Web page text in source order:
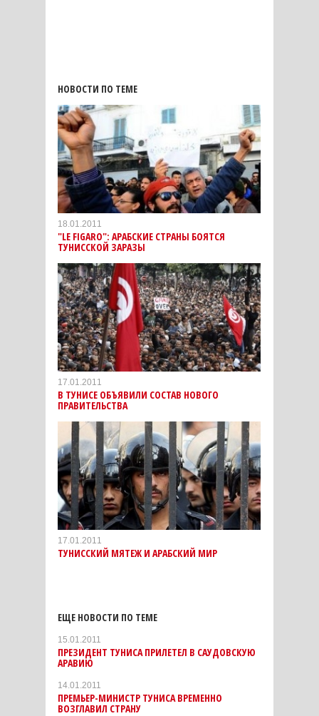
НОВОСТИ ПО ТЕМЕ
18.01.2011
"LE FIGARO": АРАБСКИЕ СТРАНЫ БОЯТСЯ
ТУНИССКОЙ ЗАРАЗЫ
17.01.2011
В ТУНИСЕ ОБЪЯВИЛИ СОСТАВ НОВОГО
ПРАВИТЕЛЬСТВА
17.01.2011
ТУНИССКИЙ МЯТЕЖ И АРАБСКИЙ МИР
ЕЩЕ НОВОСТИ ПО ТЕМЕ
15.01.2011
ПРЕЗИДЕНТ ТУНИСА ПРИЛЕТЕЛ В САУДОВСКУЮ
АРАВИЮ
14.01.2011
ПРЕМЬЕР-МИНИСТР ТУНИСА ВРЕМЕННО
ВОЗГЛАВИЛ СТРАНУ